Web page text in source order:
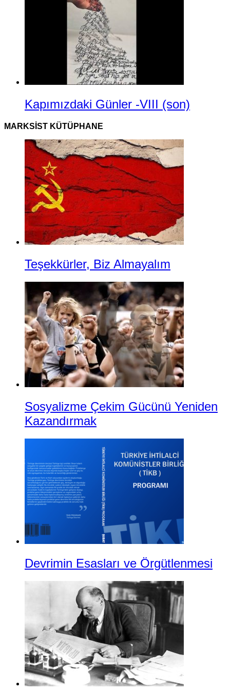
Kapımızdaki Günler -VIII (son)
MARKSIST KÜTÜPHANE
Teşekkürler, Biz Almayalım
Sosyalizme Çekim Gücünü Yeniden
Kazandırmak
Devrimin Esasları ve Örgütlenmesi